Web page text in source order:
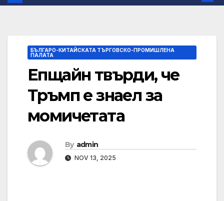
БЪЛГАРО-КИТАЙСКАТА ТЪРГОВСКО-ПРОМИШЛЕНА
ПАЛАТА
Епщайн твърди, че
Тръмп е знаел за
момичетата
By admin
NOV 13, 2025